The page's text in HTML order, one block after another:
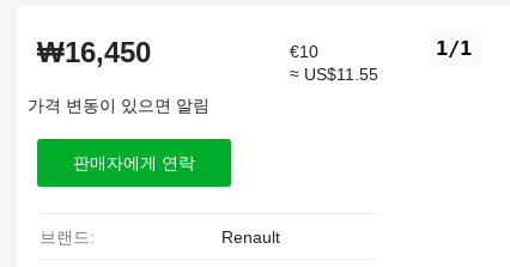
1/1
₩16,450
€10
≈ US$11.55
가격 변동이 있으면 알림
판매자에게 연락
브랜드: Renault